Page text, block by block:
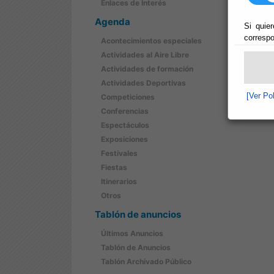
Si
[Ver
Enlaces de Interés
Agenda
Acontecimientos especiales
Actividades al Aire Libre
Actividades de formación
Actividades Deportivas
Competiciones
Conferencias
Espectáculos
Exposiciones
Festivales
Fiestas
Itinerarios
Otros
Tablón de anuncios
Últimos Anuncios
Tablón de Anuncios
Tablón Archivado Público